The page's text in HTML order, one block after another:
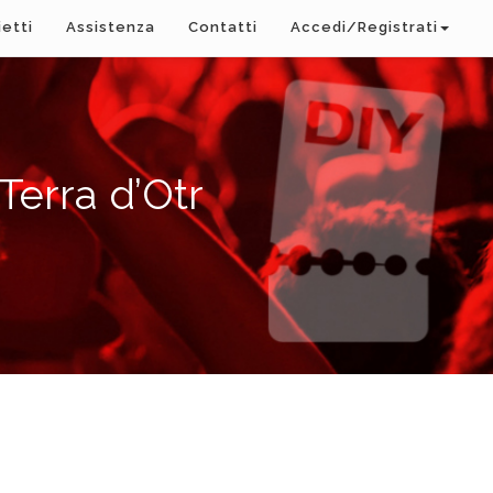
Assistenza Contatti Accedi/Registrati
d’Otr